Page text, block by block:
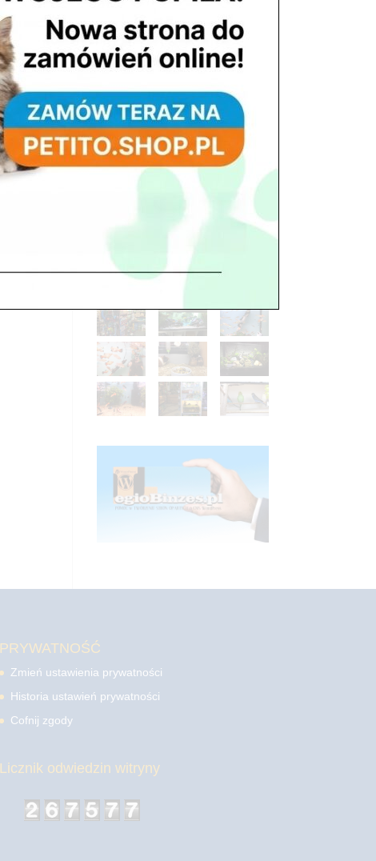
PRYWATNOŚĆ
Zmień ustawienia prywatności
Historia ustawień prywatności
Cofnij zgody
Licznik odwiedzin witryny